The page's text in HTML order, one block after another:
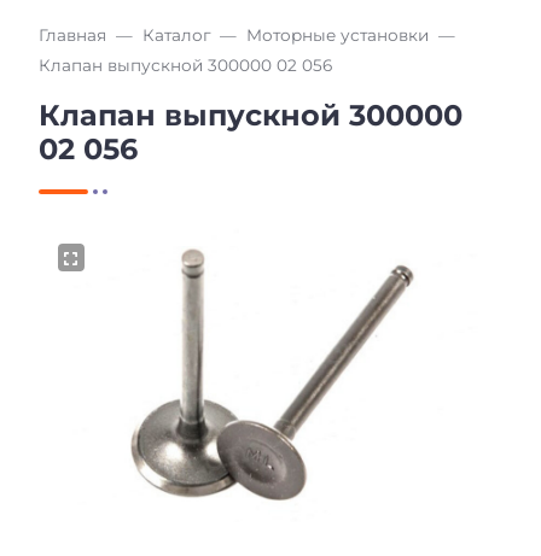
Главная Каталог
Моторные установки
Клапан выпускной 300000 02 056
Клапан выпускной 300000
02 056